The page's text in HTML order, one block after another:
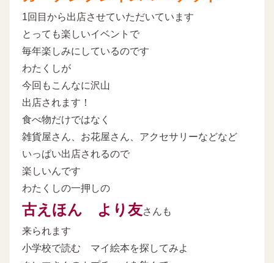
1回目から出店させていただいています
とっても楽しいイベントで
毎年楽しみにしているのです
わたくしが
今回もこんなに沢山
出店されます！
食べ物だけではなく
雑貨屋さん、お花屋さん、アクセサリーなどなど
いっぱい出店されるので
楽しいんです
わたくしの一押しの
古えほん より友さんも
来られます
小学校で読む マイ絵本を探してみよ